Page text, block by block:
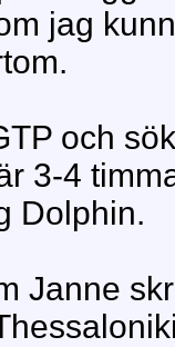
jag
och
3-4
Dolphin.
Janne